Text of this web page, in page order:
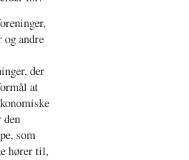
andre
der
at
den
som
hører til,